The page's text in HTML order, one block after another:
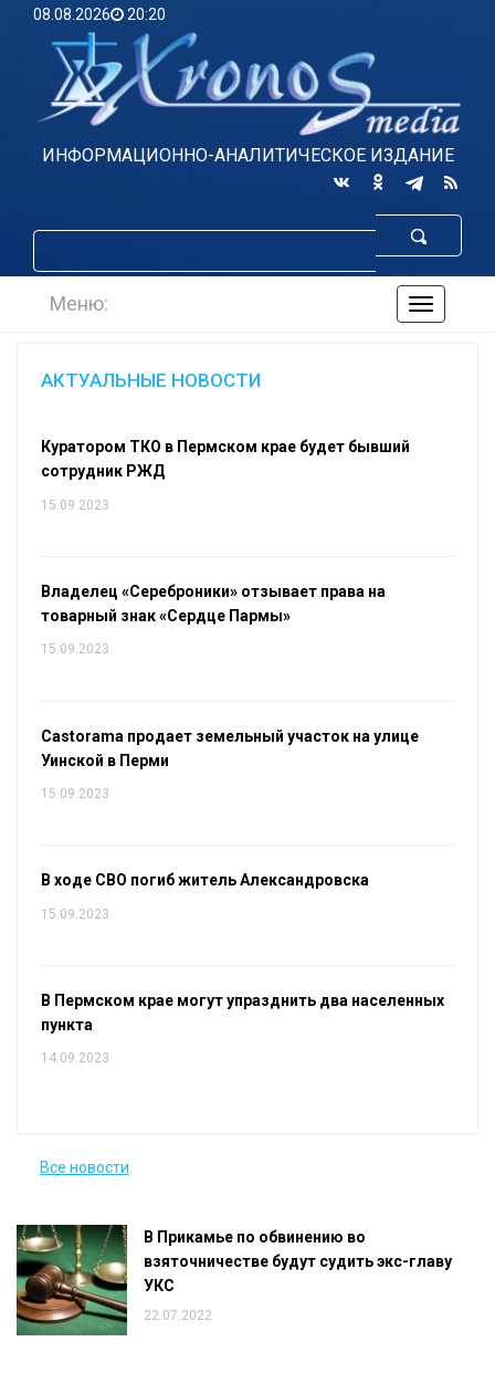
08.08.2026 20:20
ИНФОРМАЦИОННО-АНАЛИТИЧЕСКОЕ ИЗДАНИЕ
по
Меню:
АКТУАЛЬНЫЕ НОВОСТИ
Куратором ТКО в Пермском крае будет бывший
сотрудник РЖД
15.09.2023
Владелец «Сереброники» отзывает права на
товарный знак «Сердце Пармы»
15.09.2023
Castorama продает земельный участок на улице
Уинской в Перми
15.09.2023
В ходе СВО погиб житель Александровска
15.09.2023
В Пермском крае могут упразднить два населенных
пункта
14.09.2023
Все новости
В Прикамье по обвинению во
взяточничестве будут судить экс-главу
УКС
22.07.2022